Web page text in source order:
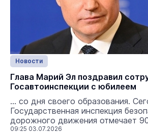
Новости
Глава Марий Эл поздравил
Госавтоинспекции с юбилеем
... со дня своего образования. Сегодня
Государственная инспекция
дорожного движения отмечает
своего образования.
09:25 03.07.2026